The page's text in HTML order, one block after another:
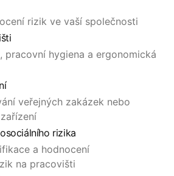
rizik ve vaší společnosti
pracovní hygiena a ergonomická
veřejných zakázek nebo
rizika
a hodnocení
na pracovišti